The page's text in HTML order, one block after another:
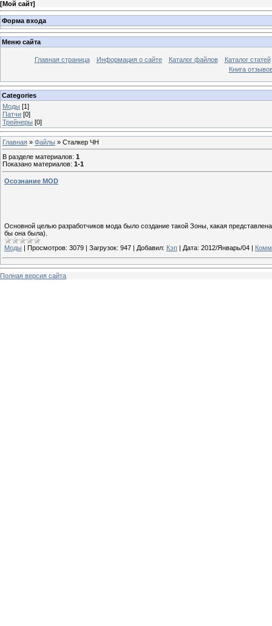
[Мой сайт]
Форма входа
Меню сайта
Главная страница Информация о сайте Каталог файлов
Каталог статей
Книга
Categories
Моды [1]
Патчи [0]
Трейнеры [0]
Главная » Файлы » Сталкер ЧН
В разделе материалов: 1
Показано материалов: 1-1
Осознание MOD
Основной целью разработчиков мода было создание такой Зоны, какая
бы она была).
Моды | Просмотров: 3079 | Загрузок: 947 | Добавил: Кэп | Дата: 2012/Январь/04 |
Полная версия сайта